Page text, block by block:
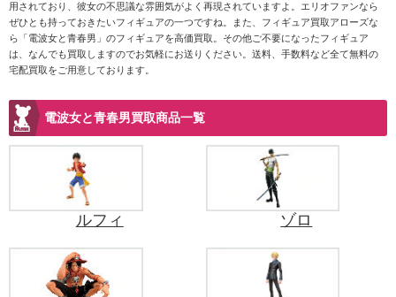
用されており、彼女の不思議な雰囲気がよく再現されていますよ。エリオファンなら
ぜひとも持っておきたいフィギュアの一つですね。また、フィギュア買取アローズな
ら「電波女と青春男」のフィギュアを高価買取。その他ご不要になったフィギュア
は、なんでも買取しますのでお気軽にお送りください。送料、手数料など全て無料の
宅配買取をご用意しております。
電波女と青春男買取商品一覧
ルフィ ゾロ